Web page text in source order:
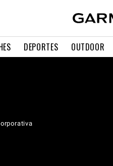
DEPORTES OUTDOOR